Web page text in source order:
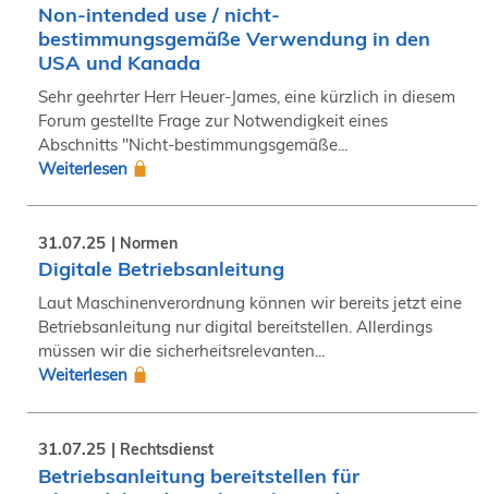
Non-intended use / nicht-
bestimmungsgemäße Verwendung in den
USA und Kanada
Sehr geehrter Herr Heuer-James, eine kürzlich in diesem
Forum gestellte Frage zur Notwendigkeit eines
Abschnitts "Nicht-bestimmungsgemäße...
Weiterlesen
31.07.25 Normen
Digitale Betriebsanleitung
Laut Maschinenverordnung können wir bereits jetzt eine
Betriebsanleitung nur digital bereitstellen. Allerdings
müssen wir die sicherheitsrelevanten...
Weiterlesen
31.07.25 Rechtsdienst
Betriebsanleitung bereitstellen für